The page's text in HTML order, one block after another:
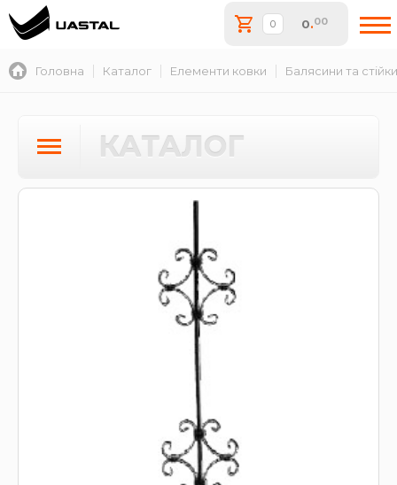
0.00
Головна Каталог Елементи ковки Балясини та стійки
КАТАЛОГ